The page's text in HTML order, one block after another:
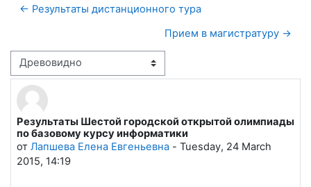
← Результаты дистанционного тура
Прием в магистратуру →
Режим отображения
Результаты Шестой городской открытой олимпиады
по базовому курсу информатики
от Лапшева Елена Евгеньевна - Tuesday, 24 March
2015, 14:19
Количество ответов: 0